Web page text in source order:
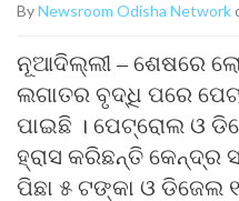
ByNewsroom Odisha Network
ନୂଆଦିଲ୍ଲୀ – ଶେଷରେ
ଲଗାତର ବୃଦ୍ଧି ପରେ
ପାଇଛି । ପେଟ୍ରୋଲ ଓ
ହ୍ରାସ କରିଛନ୍ତି କେନ୍ଦ୍ର
ପିଛା ୫ ଟଙ୍କା ଓ ଡିଜେଲ